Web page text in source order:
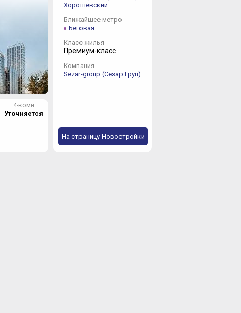
4-комн
Уточняется
Хорошёвский
Ближайшее метро
Беговая
Класс жилья
Премиум-класс
Компания
Sezar-group (Сезар Груп)
На страницу Новостройки